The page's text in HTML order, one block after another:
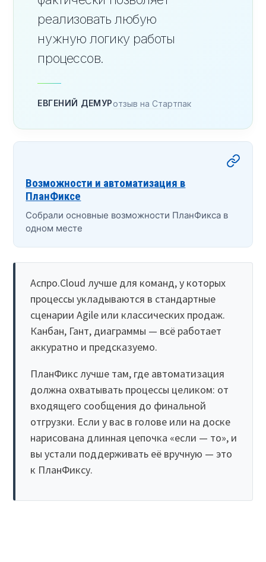
реализовать любую
нужную логику работы
процессов.
ЕВГЕНИЙ ДЕМУРотзыв на Стартпак
Возможности и автоматизация в
ПланФиксе
Собрали основные возможности ПланФикса в
одном месте
Аспро.Cloud лучше для команд, у которых
процессы укладываются в стандартные
сценарии Agile или классических продаж.
Канбан, Гант, диаграммы — всё работает
аккуратно и предсказуемо.
ПланФикс лучше там, где автоматизация
должна охватывать процессы целиком: от
входящего сообщения до финальной
отгрузки. Если у вас в голове или на доске
нарисована длинная цепочка «если — то», и
вы устали поддерживать её вручную — это
к ПланФиксу.